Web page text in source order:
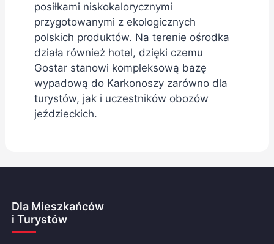
posiłkami niskokalorycznymi
przygotowanymi z ekologicznych
polskich produktów. Na terenie ośrodka
działa również hotel, dzięki czemu
Gostar stanowi kompleksową bazę
wypadową do Karkonoszy zarówno dla
turystów, jak i uczestników obozów
jeździeckich.
Dla Mieszkańców
i Turystów